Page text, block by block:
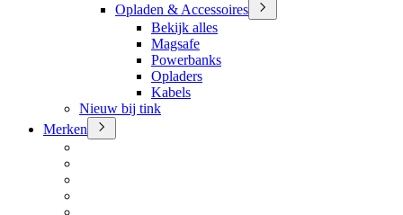
Opladen & Accessoires
Bekijk alles
Magsafe
Powerbanks
Opladers
Kabels
Nieuw bij tink
Merken